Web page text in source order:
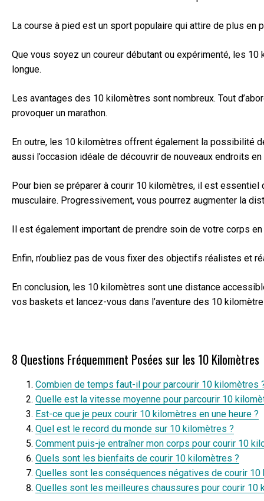
La course à pied est un sport populaire qui attire de plus
Que vous soyez un coureur débutant ou expérimenté, les
longue.
Les avantages des 10 kilomètres sont nombreux. Tout
provoquer un marathon.
En outre, les 10 kilomètres offrent également la possibilité
aussi l’occasion idéale de découvrir de nouveaux endroits
Pour bien se préparer à courir 10 kilomètres, il est
musculaire. Progressivement, vous pourrez augmenter la
Il est également important de prendre soin de votre corps
Enfin, n’oubliez pas de vous fixer des objectifs réalistes et
En conclusion, les 10 kilomètres sont une distance
vos baskets et lancez-vous dans l’aventure des 10
8 Questions Fréquemment Posées sur les 10 Kilomètres
Combien de temps faut-il pour parcourir 10 kilomètres
Quelle est la vitesse moyenne pour parcourir 10
Est-ce que je peux courir 10 kilomètres en une heure ?
Quel est le record du monde sur 10 kilomètres ?
Comment puis-je entraîner mon corps pour courir 10
Quels sont les bienfaits de courir 10 kilomètres ?
Quelles sont les conséquences négatives de courir 10
Quelles sont les meilleures chaussures pour courir 10